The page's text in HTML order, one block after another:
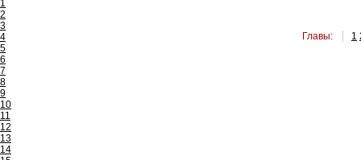
1
2
3
4
5
6
7
8
9
10
11
12
13
14
Главы: 1